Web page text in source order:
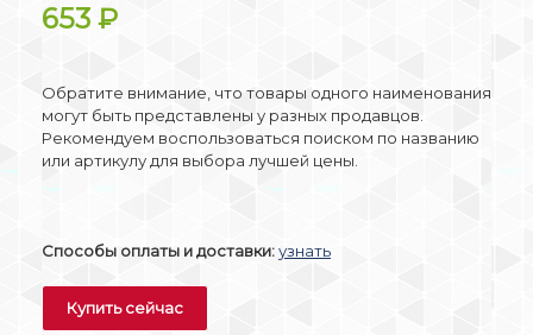
653 ₽
Обратите внимание, что товары одного наименования
могут быть представлены у разных продавцов.
Рекомендуем воспользоваться поиском по названию
или артикулу для выбора лучшей цены.
Способы оплаты и доставки:узнать
Купить сейчас